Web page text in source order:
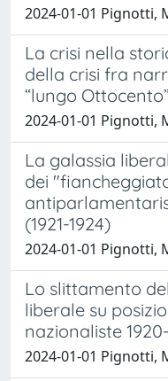
2024-01-01 Pignotti,
La crisi nella
della crisi fra
“lungo
2024-01-01 Pignotti,
La galassia
dei
(1921-1924)
2024-01-01 Pignotti,
Lo slittamento
liberale su
nazionaliste 1920-
2024-01-01 Pignotti,